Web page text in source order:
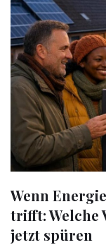
Wenn
trifft: Welche
jetzt spüren